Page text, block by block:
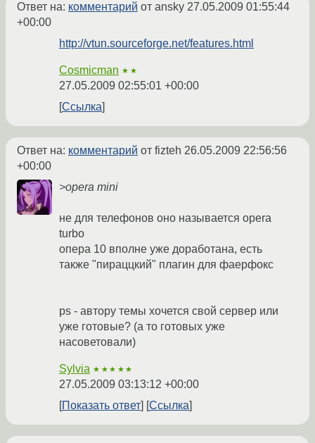
Ответ на: комментарий от ansky 27.05.2009 01:55:44
+00:00
http://vtun.sourceforge.net/features.html
Cosmicman ★★
27.05.2009 02:55:01 +00:00
Ссылка
Ответ на: комментарий от fizteh 26.05.2009 22:56:56
+00:00
>opera mini
не для телефонов оно называется opera
turbo
опера 10 вполне уже доработана, есть
также "пираццкий" плагин для фаерфокс
ps - автору темы хочется свой сервер или
уже готовые? (а то готовых уже
насоветовали)
Sylvia ★★★★★
27.05.2009 03:13:12 +00:00
Показать ответ
Ссылка